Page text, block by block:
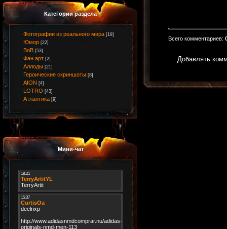
Категории раздела
Фотографии из реального мира [19]
Юмор [22]
ВоВ [53]
Фан арт [2]
Аллоды [21]
Героические скриншоты [8]
AION [4]
LOTRO [43]
Атлантика [9]
Мини-чат
Всего комментариев:
Добавлять